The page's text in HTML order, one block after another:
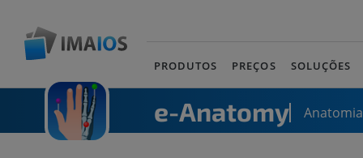
PRODUTOS PREÇOS SOLUÇÕES
e-Anatomy